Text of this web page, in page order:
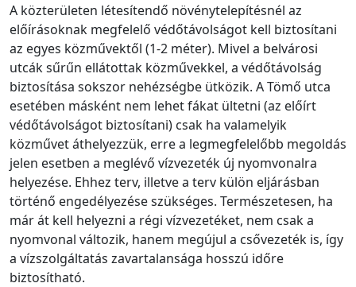
A közterületen létesítendő növénytelepítésnél az
előírásoknak megfelelő védőtávolságot kell biztosítani
az egyes közművektől (1-2 méter). Mivel a belvárosi
utcák sűrűn ellátottak közművekkel, a védőtávolság
biztosítása sokszor nehézségbe ütközik. A Tömő utca
esetében másként nem lehet fákat ültetni (az előírt
védőtávolságot biztosítani) csak ha valamelyik
közművet áthelyezzük, erre a legmegfelelőbb megoldás
jelen esetben a meglévő vízvezeték új nyomvonalra
helyezése. Ehhez terv, illetve a terv külön eljárásban
történő engedélyezése szükséges. Természetesen, ha
már át kell helyezni a régi vízvezetéket, nem csak a
nyomvonal változik, hanem megújul a csővezeték is, így
a vízszolgáltatás zavartalansága hosszú időre
biztosítható.